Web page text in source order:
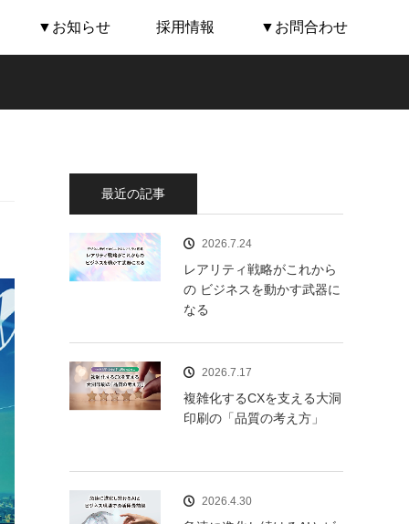
▼お知らせ 採用情報 ▼お問合わせ
最近の記事
2026.7.24
レアリティ戦略がこれから
の ビジネスを動かす武器に
なる
2026.7.17
複雑化するCXを支える大洞
印刷の「品質の考え方」
2026.4.30